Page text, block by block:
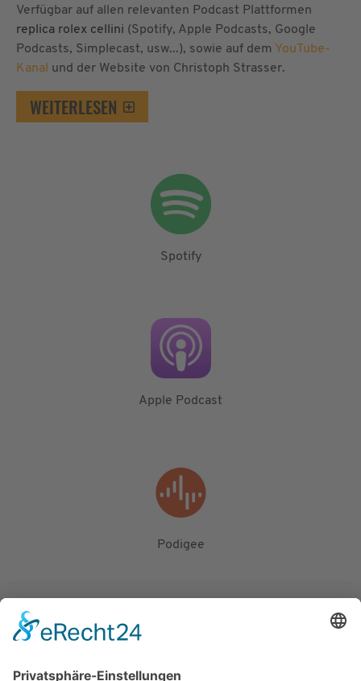
Verfügbar auf allen relevanten Podcast Plattformen
replica rolex cellini (Spotify, Apple Podcasts, Google
Podcasts, Simplecast, usw...), sowie auf dem YouTube-
Kanal und der Website von Christoph Strasser.
WEITERLESEN
Spotify
Apple Podcast
Podigee